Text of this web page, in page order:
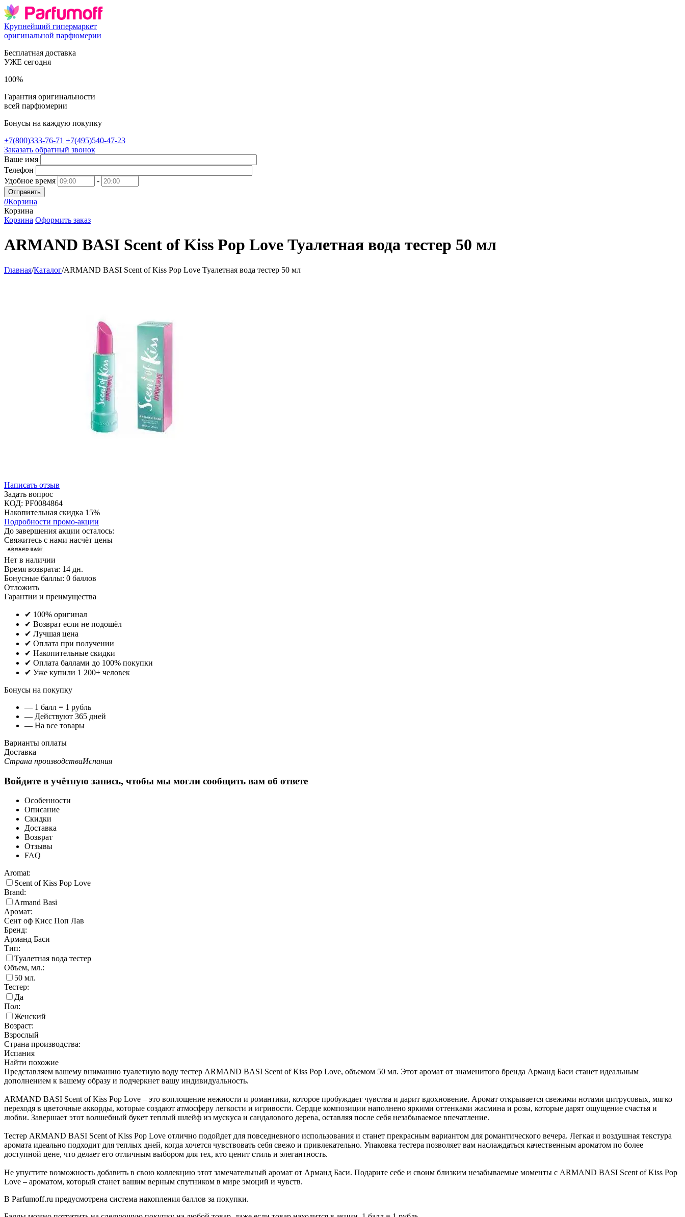
Крупнейший гипермаркет
оригинальной парфюмерии
Бесплатная доставка
УЖЕ сегодня
100%
Гарантия оригинальности
всей парфюмерии
Бонусы на каждую покупку
+7(800)333-76-71 +7(495)540-47-23
Заказать обратный звонок
Ваше имя
Телефон
Удобное время
-
Отправить
0Корзина
Корзина
Корзина Оформить заказ
ARMAND BASI Scent of Kiss Pop Love Туалетная вода тестер 50 мл
Главная/Каталог/ARMAND BASI Scent of Kiss Pop Love Туалетная вода тестер 50 мл
Написать отзыв
Задать вопрос
КОД: PF0084864
Накопительная скидка 15%
Подробности промо-акции
До завершения акции осталось:
Свяжитесь с нами насчёт цены
Нет в наличии
Время возврата: 14 дн.
Бонусные баллы: 0 баллов
Отложить
Гарантии и преимущества
✔ 100% оригинал
✔ Возврат если не подошёл
✔ Лучшая цена
✔ Оплата при получении
✔ Накопительные скидки
✔ Оплата баллами до 100% покупки
✔ Уже купили 1 200+ человек
Бонусы на покупку
— 1 балл = 1 рубль
— Действуют 365 дней
— На все товары
Варианты оплаты
Доставка
Страна производстваИспания
Войдите в учётную запись, чтобы мы могли сообщить вам об ответе
Особенности
Описание
Скидки
Доставка
Возврат
Отзывы
FAQ
Aromat:
Scent of Kiss Pop Love
Brand:
Armand Basi
Аромат:
Сент оф Кисс Поп Лав
Бренд:
Арманд Баси
Тип:
Туалетная вода тестер
Объем, мл.:
50 мл.
Тестер:
Да
Пол:
Женский
Возраст:
Взрослый
Страна производства:
Испания
Найти похожие
Представляем вашему вниманию туалетную воду тестер ARMAND BASI Scent of Kiss Pop Love, объемом 50 мл. Этот аромат от знаменитого бренда Арманд Баси станет идеальным
дополнением к вашему образу и подчеркнет вашу индивидуальность.
ARMAND BASI Scent of Kiss Pop Love – это воплощение нежности и романтики, которое пробуждает чувства и дарит вдохновение. Аромат открывается свежими нотами цитрусовых, мягко
переходя в цветочные аккорды, которые создают атмосферу легкости и игривости. Сердце композиции наполнено яркими оттенками жасмина и розы, которые дарят ощущение счастья и
любви. Завершает этот волшебный букет теплый шлейф из мускуса и сандалового дерева, оставляя после себя незабываемое впечатление.
Тестер ARMAND BASI Scent of Kiss Pop Love отлично подойдет для повседневного использования и станет прекрасным вариантом для романтического вечера. Легкая и воздушная текстура
аромата идеально подходит для теплых дней, когда хочется чувствовать себя свежо и привлекательно. Упаковка тестера позволяет вам наслаждаться качественным ароматом по более
доступной цене, что делает его отличным выбором для тех, кто ценит стиль и элегантность.
Не упустите возможность добавить в свою коллекцию этот замечательный аромат от Арманд Баси. Подарите себе и своим близким незабываемые моменты с ARMAND BASI Scent of Kiss Pop
Love – ароматом, который станет вашим верным спутником в мире эмоций и чувств.
В Parfumoff.ru предусмотрена система накопления баллов за покупки.